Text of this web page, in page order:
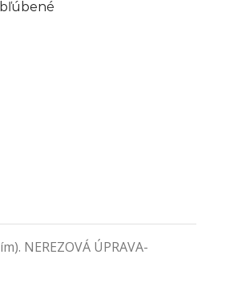
NEREZOVÁ ÚPRAVA-